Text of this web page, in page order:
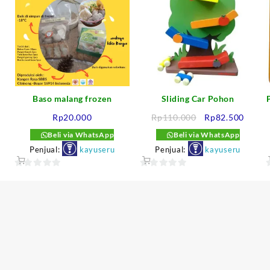
Baso malang frozen
Rp20.000
Beli via WhatsApp
Penjual: kayuseru
Sliding Car Pohon
Rp110.000
Harga
aslinya
adalah:
Rp110.000.
Rp82.500Harga
adalah:
Beli via WhatsApp
Penjual: kayuseru